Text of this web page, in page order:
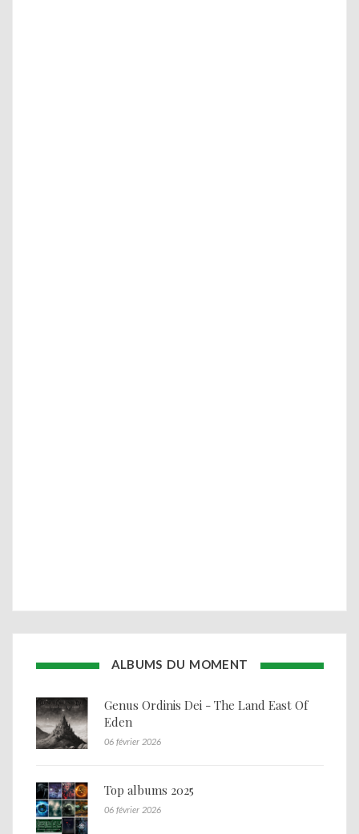
ALBUMS DU MOMENT
Genus Ordinis Dei - The Land East Of
Eden
06 février 2026
Top albums 2025
06 février 2026